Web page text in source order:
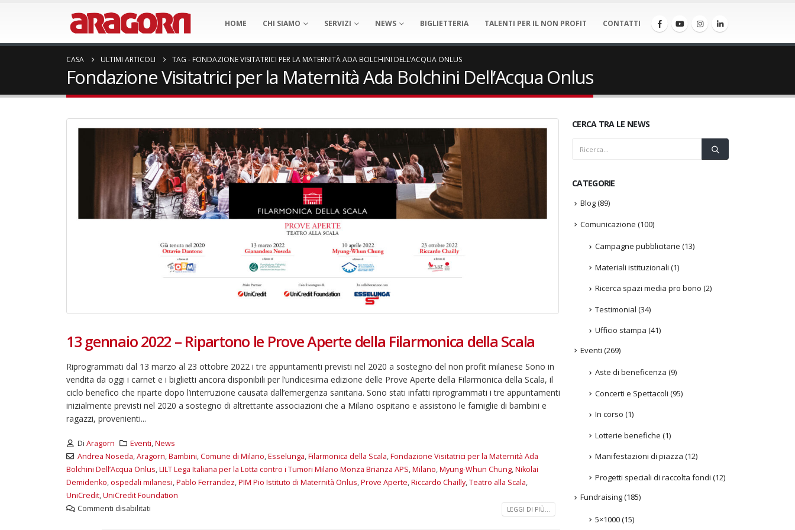
HOME CHI SIAMO SERVIZI NEWS BIGLIETTERIA TALENTI PER IL NON PROFIT CONTATTI
CASA ULTIMI ARTICOLI TAG - FONDAZIONE VISITATRICI PER LA MATERNITÀ ADA BOLCHINI DELL’ACQUA ONLUS
Fondazione Visitatrici per la Maternità Ada Bolchini Dell’Acqua Onlus
13 gennaio 2022 – Ripartono le Prove Aperte della Filarmonica della Scala
Riprogrammati dal 13 marzo al 23 ottobre 2022 i tre appuntamenti previsti nel 2020 a sostegno del non profit milanese Sono in
vendita da oggi i carnet e i biglietti ancora disponibili per l’undicesima edizione delle Prove Aperte della Filarmonica della Scala, il
ciclo benefico che riparte dopo l’interruzione causata dall’emergenza sanitaria. Sono stati infatti riprogrammati i tre appuntamenti
inizialmente previsti nel 2020 a sostegno di altrettante associazioni che a Milano ospitano e assistono le famiglie di bambini e
ragazzi, provenienti...
Di Aragorn Eventi,News
Andrea Noseda,Aragorn,Bambini,Comune di Milano,Esselunga,Filarmonica della Scala,Fondazione Visitatrici per la Maternità Ada
Bolchini Dell’Acqua Onlus,LILT Lega Italiana per la Lotta contro i Tumori Milano Monza Brianza APS,Milano,Myung-Whun Chung,Nikolai
Demidenko,ospedali milanesi,Pablo Ferrandez,PIM Pio Istituto di Maternità Onlus,Prove Aperte,Riccardo Chailly,Teatro alla Scala,
UniCredit,UniCredit Foundation
Commenti disabilitati
LEGGI DI PIÙ...
CERCA TRA LE NEWS
CATEGORIE
Blog(89)
Comunicazione (100)
Campagne pubblicitarie (13)
Materiali istituzionali (1)
Ricerca spazi media pro bono (2)
Testimonial (34)
Ufficio stampa (41)
Eventi (269)
Aste di beneficenza (9)
Concerti e Spettacoli (95)
In corso (1)
Lotterie benefiche (1)
Manifestazioni di piazza (12)
Progetti speciali di raccolta fondi (12)
Fundraising(185)
5×1000(15)